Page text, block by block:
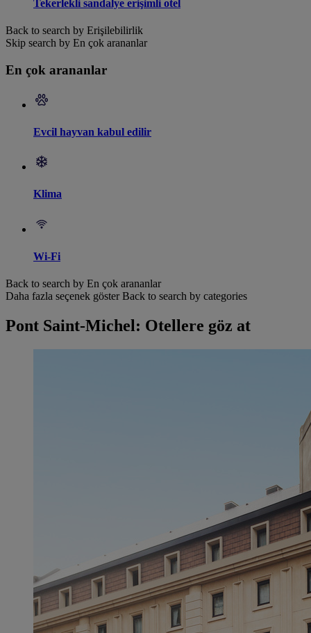
Tekerlekli sandalye erişimli otel
Back to search by Erişilebilirlik
Skip search by En çok arananlar
En çok arananlar
Evcil hayvan kabul edilir
Klima
Wi-Fi
Back to search by En çok arananlar
Daha fazla seçenek göster Back to search by categories
Pont Saint-Michel: Otellere göz at